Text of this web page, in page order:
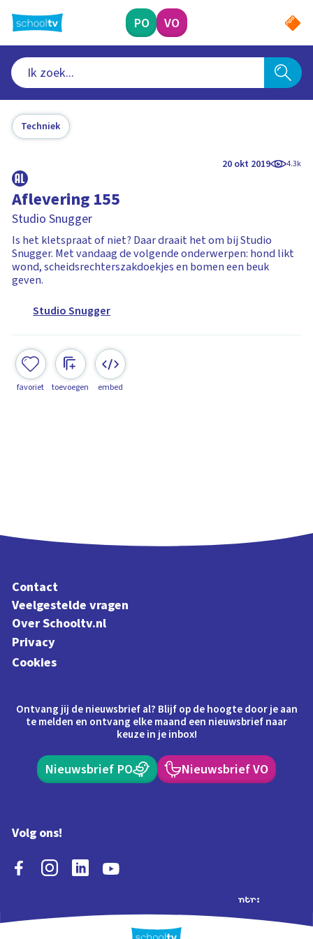
naar
hoofdinhoud
PO VO
Techniek
20 okt 2019 4.3k
Aflevering 155
Studio Snugger
Is het kletspraat of niet? Daar draait het om bij Studio
Snugger. Met vandaag de volgende onderwerpen: hond likt
wond, scheidsrechterszakdoekjes en bomen een beuk
geven.
Studio Snugger
favoriet toevoegen embed
Contact
Veelgestelde vragen
Over Schooltv.nl
Privacy
Cookies
Ontvang jij de nieuwsbrief al? Blijf op de hoogte door je aan
te melden en ontvang elke maand een nieuwsbrief naar
keuze in je inbox!
Nieuwsbrief PO Nieuwsbrief VO
Volg ons!